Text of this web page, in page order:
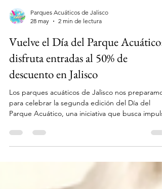
28 may
2 min de lectura
Vuelve el Día del Parque Acuático:
disfruta entradas al 50% de
descuento en Jalisco
Los parques acuáticos de Jalisco nos preparamos
Parque Acuático, una iniciativa que busca
de prensa en la Secretaría de Turismo de Jalisco
próximo domingo 7 de junio de 2026, ocho
parques acuáticos ofrecerán entradas al 50% de